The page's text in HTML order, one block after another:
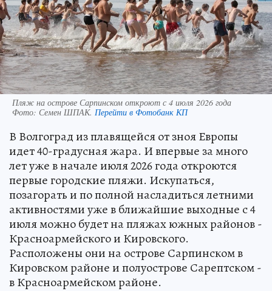
Пляж на острове Сарпинском откроют с 4 июля 2026 года
Фото: Семен ШПАК. Перейти в Фотобанк КП
В Волгоград из плавящейся от зноя Европы
идет 40-градусная жара. И впервые за много
лет уже в начале июля 2026 года откроются
первые городские пляжи. Искупаться,
позагорать и по полной насладиться летними
активностями уже в ближайшие выходные с 4
июля можно будет на пляжах южных районов -
Красноармейского и Кировского.
Расположены они на острове Сарпинском в
Кировском районе и полуострове Сарептском -
в Красноармейском районе.